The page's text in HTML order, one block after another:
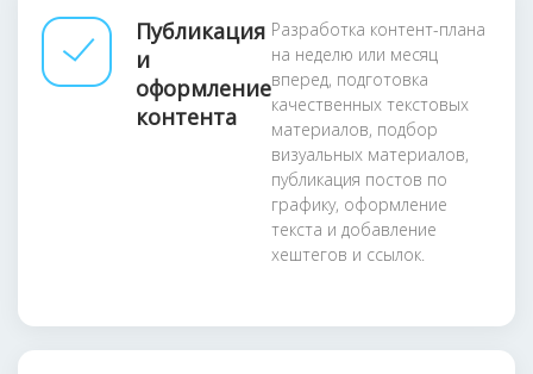
Публикация
и
оформление
контента
Разработка контент-плана
на неделю или месяц
вперед, подготовка
качественных текстовых
материалов, подбор
визуальных материалов,
публикация постов по
графику, оформление
текста и добавление
хештегов и ссылок.